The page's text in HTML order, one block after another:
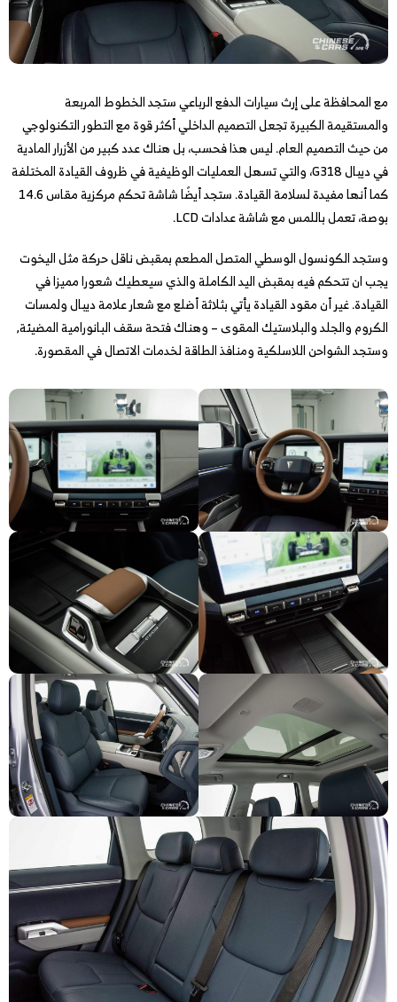
مع المحافظة على إرث سيارات الدفع الرباعي ستجد الخطوط المربعة
والمستقيمة الكبيرة تجعل التصميم الداخلي أكثر قوة مع التطور التكنولوجي
من حيث التصميم العام. ليس هذا فحسب، بل هناك عدد كبير من الأزرار المادية
في ديبال G318، والتي تسهل العمليات الوظيفية في ظروف القيادة المختلفة
كما أنها مفيدة لسلامة القيادة. ستجد أيضًا شاشة تحكم مركزية مقاس 14.6
بوصة، تعمل باللمس مع شاشة عدادات LCD.
وستجد الكونسول الوسطي المتصل المطعم بمقبض ناقل حركة مثل اليخوت
يجب ان تتحكم فيه بمقبض اليد الكاملة والذي سيعطيك شعورا مميزا في
القيادة. غير أن مقود القيادة يأتي بثلاثة أضلع مع شعار علامة ديبال ولمسات
الكروم والجلد والبلاستيك المقوى – وهناك فتحة سقف البانورامية المضيئة,
وستجد الشواحن اللاسلكية ومنافذ الطاقة لخدمات الاتصال في المقصورة.